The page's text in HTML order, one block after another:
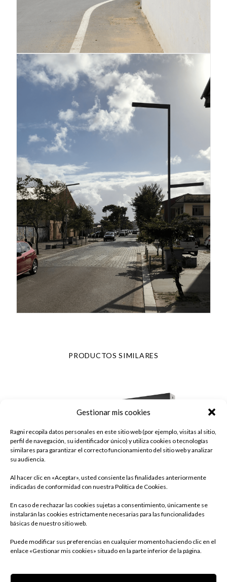
Gestionar mis cookies
Ragni recopila datos personales en este sitio web (por ejemplo, visitas al sitio,
perfil de navegación, su identificador único) y utiliza cookies o tecnologías
similares para garantizar el correcto funcionamiento del sitio web y analizar
su audiencia.
Al hacer clic en «Aceptar», usted consiente las finalidades anteriormente
indicadas de conformidad con nuestra Política de Cookies.
En caso de rechazar las cookies sujetas a consentimiento, únicamente se
instalarán las cookies estrictamente necesarias para las funcionalidades
básicas de nuestro sitio web.
Puede modificar sus preferencias en cualquier momento haciendo clic en el
enlace «Gestionar mis cookies» situado en la parte inferior de la página.
PRODUCTOS SIMILARES